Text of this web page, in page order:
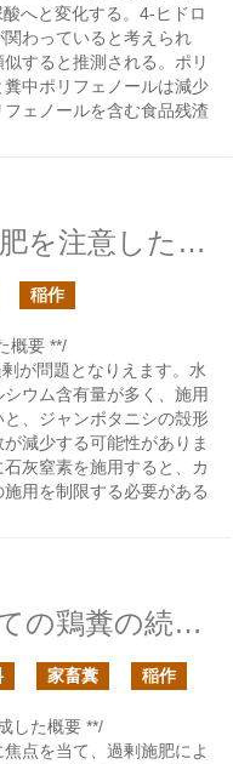
へと変化する。4-ヒドロ
わっていると考えられ
すると推測される。ポリ
中ポリフェノールは減少
ェノールを含む食品残渣
稲作でカルシウムの施肥を注意したら、ジャンボタニシはどうなるのだろう？
稲作
概要 **/
が問題となりえます。水
ウム含有量が多く、施用
、ジャンボタニシの殻形
減少する可能性がありま
灰窒素を施用すると、カ
用を制限する必要がある
水田の基肥の代替としての鶏糞の続きの続き
家畜糞 稲作
した概要 **/
点を当て、過剰施肥によ